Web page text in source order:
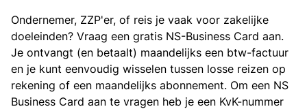
Ondernemer, ZZP'er, of reis je vaak voor zakelijke
doeleinden? Vraag een gratis NS-Business Card aan.
Je ontvangt (en betaalt) maandelijks een btw-factuur
en je kunt eenvoudig wisselen tussen losse reizen op
rekening of een maandelijks abonnement. Om een NS
Business Card aan te vragen heb je een KvK-nummer